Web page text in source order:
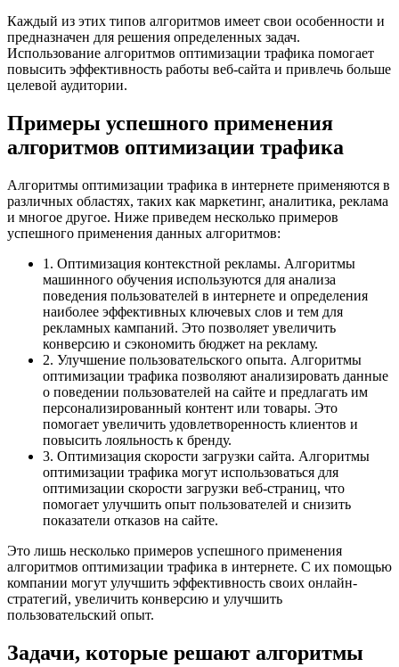
Каждый из этих типов алгоритмов имеет свои особенности и
предназначен для решения определенных задач.
Использование алгоритмов оптимизации трафика помогает
повысить эффективность работы веб-сайта и привлечь больше
целевой аудитории.
Примеры успешного применения
алгоритмов оптимизации трафика
Алгоритмы оптимизации трафика в интернете применяются в
различных областях, таких как маркетинг, аналитика, реклама
и многое другое. Ниже приведем несколько примеров
успешного применения данных алгоритмов:
1. Оптимизация контекстной рекламы. Алгоритмы
машинного обучения используются для анализа
поведения пользователей в интернете и определения
наиболее эффективных ключевых слов и тем для
рекламных кампаний. Это позволяет увеличить
конверсию и сэкономить бюджет на рекламу.
2. Улучшение пользовательского опыта. Алгоритмы
оптимизации трафика позволяют анализировать данные
о поведении пользователей на сайте и предлагать им
персонализированный контент или товары. Это
помогает увеличить удовлетворенность клиентов и
повысить лояльность к бренду.
3. Оптимизация скорости загрузки сайта. Алгоритмы
оптимизации трафика могут использоваться для
оптимизации скорости загрузки веб-страниц, что
помогает улучшить опыт пользователей и снизить
показатели отказов на сайте.
Это лишь несколько примеров успешного применения
алгоритмов оптимизации трафика в интернете. С их помощью
компании могут улучшить эффективность своих онлайн-
стратегий, увеличить конверсию и улучшить
пользовательский опыт.
Задачи, которые решают алгоритмы